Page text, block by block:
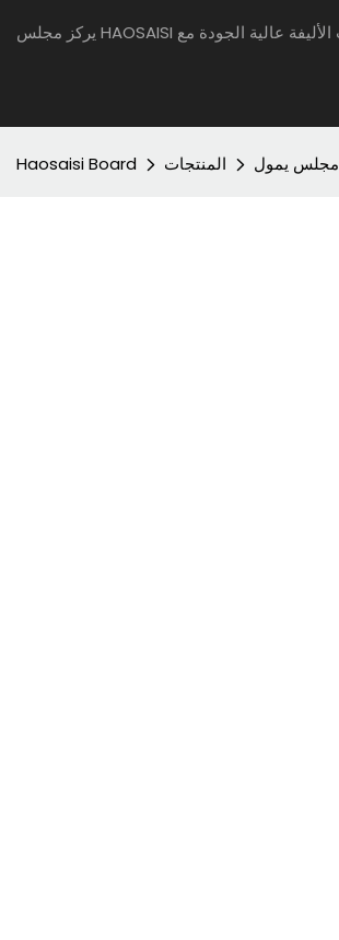
Haosaisi Board المنتجات مجلس يمول